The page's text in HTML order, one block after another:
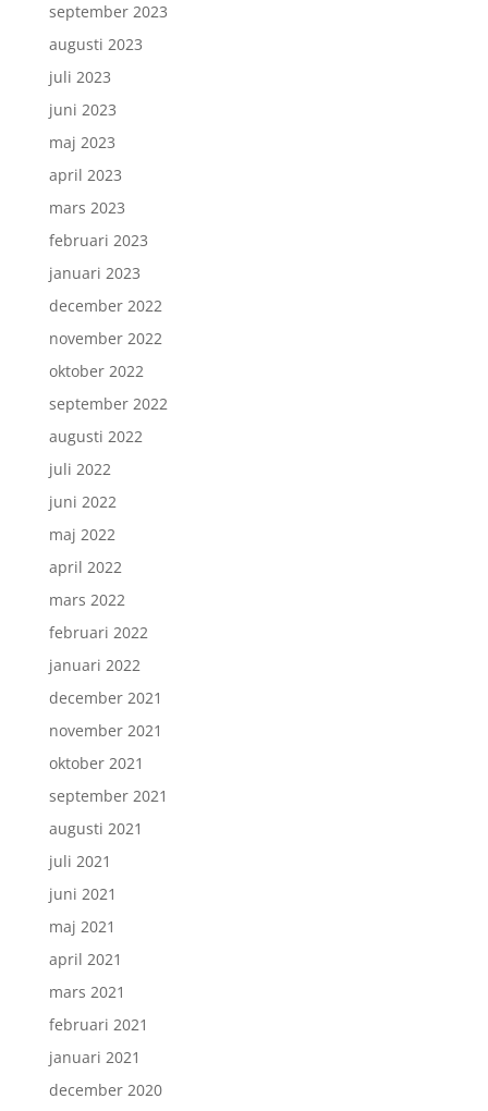
september 2023
augusti 2023
juli 2023
juni 2023
maj 2023
april 2023
mars 2023
februari 2023
januari 2023
december 2022
november 2022
oktober 2022
september 2022
augusti 2022
juli 2022
juni 2022
maj 2022
april 2022
mars 2022
februari 2022
januari 2022
december 2021
november 2021
oktober 2021
september 2021
augusti 2021
juli 2021
juni 2021
maj 2021
april 2021
mars 2021
februari 2021
januari 2021
december 2020